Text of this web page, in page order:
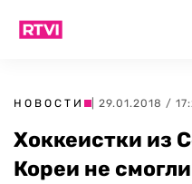
НОВОСТИ | 29.01.2018 /
Хоккеистки из
Кореи не